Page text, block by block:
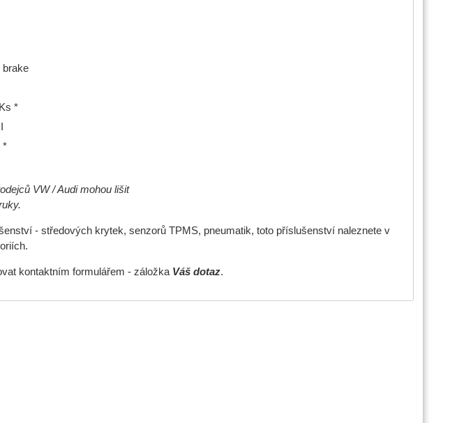
brake
*
*
VW / Audi mohou lišit
- středových krytek, senzorů TPMS, pneumatik, toto příslušenství naleznete v
kontaktním formulářem - záložka Váš dotaz.